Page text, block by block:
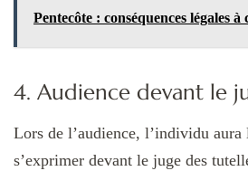
Pentecôte : conséquences légales
4. Audience devant le
Lors de l’audience, l’individu aura
s’exprimer devant le juge des